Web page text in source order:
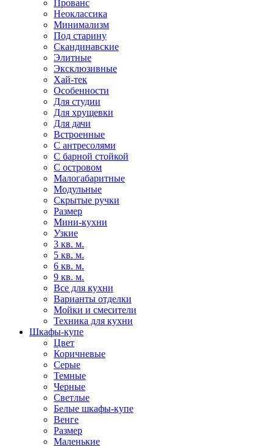
Прованс
Неоклассика
Минимализм
Под старину
Скандинавские
Элитные
Эксклюзивные
Хай-тек
Особенности
Для студии
Для хрущевки
Для дачи
Встроенные
С антресолями
С барной стойкой
С островом
Малогабаритные
Модульные
Скрытые ручки
Размер
Мини-кухни
Узкие
3 кв. м.
5 кв. м.
6 кв. м.
9 кв. м.
Все для кухни
Варианты отделки
Мойки и смесители
Техника для кухни
Шкафы-купе
Цвет
Коричневые
Серые
Темные
Черные
Светлые
Белые шкафы-купе
Венге
Размер
Маленькие